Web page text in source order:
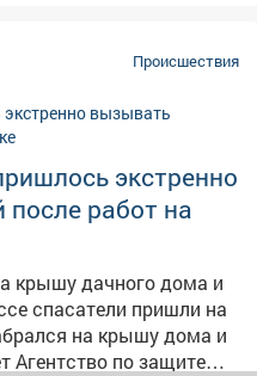
Происшествия
экстренно
работ на
крышу дачного дома и
на крышу дома и
Агентство по защите